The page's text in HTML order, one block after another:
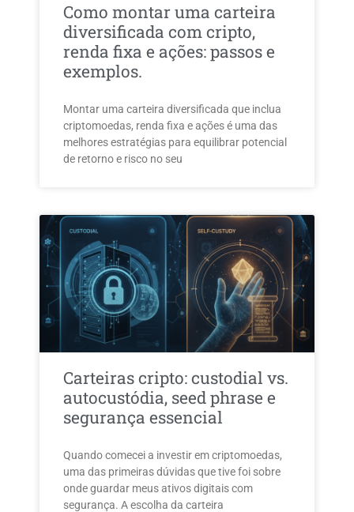
Como montar uma carteira
diversificada com cripto,
renda fixa e ações: passos e
exemplos.
Montar uma carteira diversificada que inclua
criptomoedas, renda fixa e ações é uma das
melhores estratégias para equilibrar potencial
de retorno e risco no seu
Carteiras cripto: custodial vs.
autocustódia, seed phrase e
segurança essencial
Quando comecei a investir em criptomoedas,
uma das primeiras dúvidas que tive foi sobre
onde guardar meus ativos digitais com
segurança. A escolha da carteira